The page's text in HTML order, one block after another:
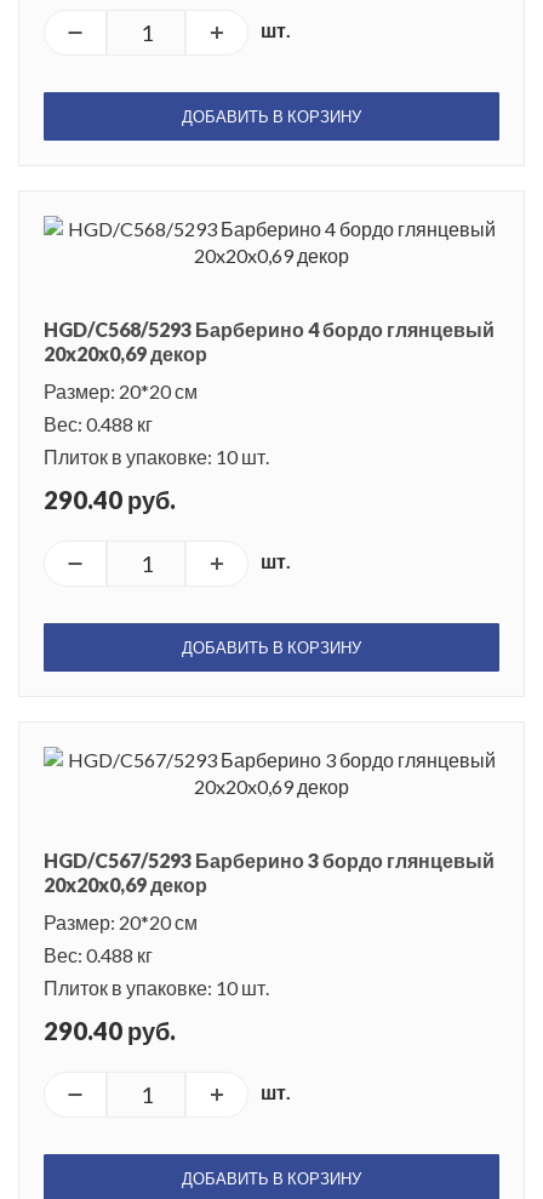
шт.
ДОБАВИТЬ В КОРЗИНУ
HGD/C568/5293 Барберино 4 бордо глянцевый
20x20x0,69 декор
Размер: 20*20 см
Вес: 0.488 кг
Плиток в упаковке: 10 шт.
290.40 руб.
шт.
ДОБАВИТЬ В КОРЗИНУ
HGD/C567/5293 Барберино 3 бордо глянцевый
20x20x0,69 декор
Размер: 20*20 см
Вес: 0.488 кг
Плиток в упаковке: 10 шт.
290.40 руб.
шт.
ДОБАВИТЬ В КОРЗИНУ